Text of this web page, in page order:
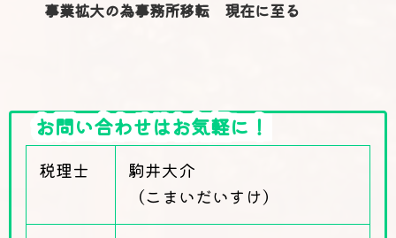
事業拡大の為事務所移転 現在に至る
お問い合わせはお気軽に！
税理士
駒井大介
（こまいだいすけ）